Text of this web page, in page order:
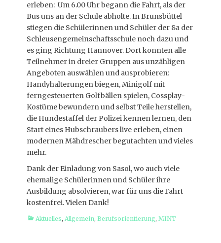
erleben: Um 6.00 Uhr begann die Fahrt, als der
Bus uns an der Schule abholte. In Brunsbüttel
stiegen die Schülerinnen und Schüler der 8a der
Schleusengemeinschaftsschule noch dazu und
es ging Richtung Hannover. Dort konnten alle
Teilnehmer in dreier Gruppen aus unzähligen
Angeboten auswählen und ausprobieren:
Handyhalterungen biegen, Minigolf mit
ferngesteuerten Golfbällen spielen, Cossplay-
Kostüme bewundern und selbst Teile herstellen,
die Hundestaffel der Polizei kennen lernen, den
Start eines Hubschraubers live erleben, einen
modernen Mähdrescher begutachten und vieles
mehr.
Dank der Einladung von Sasol, wo auch viele
ehemalige Schülerinnen und Schüler ihre
Ausbildung absolvieren, war für uns die Fahrt
kostenfrei. Vielen Dank!
Kategorien
Aktuelles, Allgemein, Berufsorientierung, MINT